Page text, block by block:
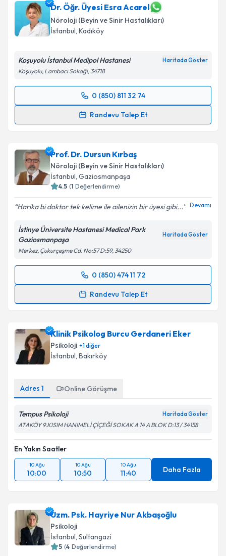
Dr. Öğr. Üyesi Esra Acarel
Nöroloji (Beyin ve Sinir Hastalıkları)
İstanbul, Kadıköy
Koşuyolu İstanbul Medipol Hastanesi Haritada Göster
Koşuyolu, Lambacı Sokağı, 34718
0 (850) 811 32 74
Randevu Talep Et
Randevu Takvimi Talebi
için bir takvim hazırlandığında e-posta ile
bilgilendireceğiz.
E-posta Adresiniz
Kişisel verilerimin işlenmesine ilişkin
Aydınlatma
Metni'ni okudum ve kişisel verilerimin belirtilen
kapsamda işlenmesini kabul ediyorum.
Takvim Talebini Gönder
Prof. Dr. Dursun Kırbaş
Nöroloji (Beyin ve Sinir Hastalıkları)
İstanbul, Gaziosmanpaşa
4.5 (1 Değerlendirme)
Harika bi doktor tek kelime ile ailenizin bir üyesi gibi... Devamı
İstinye Üniversite Hastanesi Medical Park
Gaziosmanpaşa
Haritada Göster
Merkez, Çukurçeşme Cd. No:57 D:59, 34250
0 (850) 474 11 72
Randevu Talep Et
Randevu Takvimi Talebi
takvim hazırlandığında e-posta ile bilgilendireceğiz.
E-posta Adresiniz
Metni'ni okudum ve kişisel verilerimin belirtilen
kapsamda işlenmesini kabul ediyorum.
Takvim Talebini Gönder
Klinik Psikolog Burcu Gerdaneri Eker
Psikoloji +1diğer
İstanbul, Bakırköy
Adres 1 Online Görüşme
Tempus Psikoloji Haritada Göster
ATAKÖY 9.KISIM HANIMELİ ÇİÇEĞİ SOKAK A 14 A BLOK D:13 / 34158
En Yakın Saatler
10 Ağu
10:00
10 Ağu
10:50
10 Ağu
11:40 Daha Fazla
Uzm. Psk. Hayriye Nur Akbaşoğlu
Psikoloji
İstanbul, Sultangazi
5 (4 Değerlendirme)